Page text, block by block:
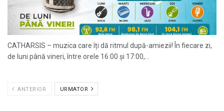
CATHARSIS – muzica care îți dă ritmul după-amiezii! În fiecare zi,
de luni până vineri, între orele 16:00 și 17:00,...
ANTERIOR URMATOR